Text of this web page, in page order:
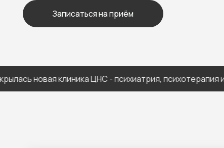
новая клиника ЦНС - психиатрия, психотерапия и